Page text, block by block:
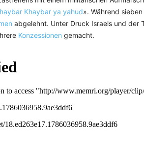
Khaybar ya yahud». Während
abgelehnt. Unter Druck Israels und der
Konzessionen gemacht.